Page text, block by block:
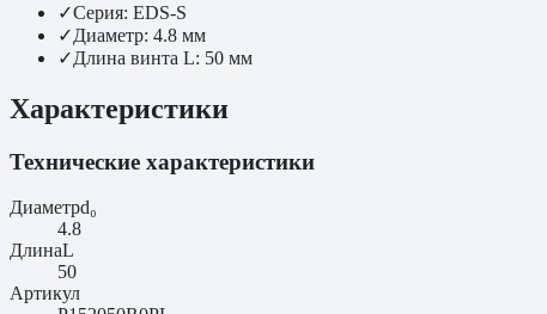
✓Серия: EDS-S
✓Диаметр: 4.8 мм
✓Длина винта L: 50 мм
Характеристики
Технические характеристики
Диаметрd₀
4.8
ДлинаL
50
Артикул